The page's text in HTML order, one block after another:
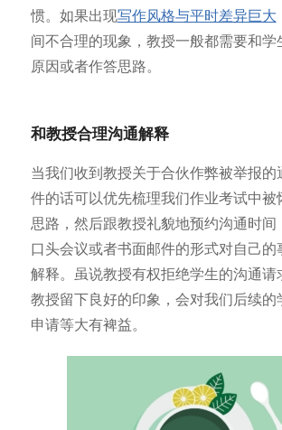
惯。如果出现写作风格与平时差异巨大
间不合理的现象，教授一般都需要和学
原因或者作答思路。
和教授合理沟通解释
当我们收到教授关于合伙作弊被举报的
件的话可以优先梳理我们作业考试中被
思路，然后跟教授礼貌地预约沟通时间
口头会议或者书面邮件的形式对自己的
解释。虽说教授有权拒绝学生的沟通请
教授留下良好的印象，会对我们后续的
申请等大有裨益。